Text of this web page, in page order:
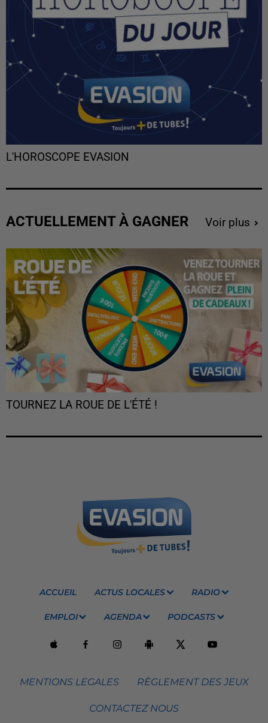
L'HOROSCOPE EVASION
ACTUELLEMENT À GAGNER Voir plus
TOURNEZ LA ROUE DE L'ÉTÉ !
ACCUEIL ACTUS LOCALES RADIO
EMPLOI AGENDA PODCASTS
MENTIONS LEGALES RÈGLEMENT DES JEUX
CONTACTEZ NOUS